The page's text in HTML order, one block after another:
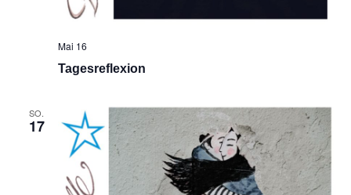
Tagesreflexion
Mai 16
SO.
17